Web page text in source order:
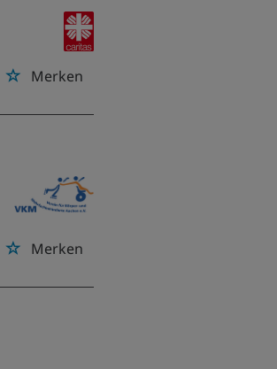
Merken
Merken